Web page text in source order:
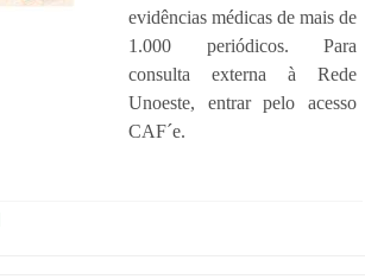
evidências médicas de mais de
1.000 periódicos. Para
consulta externa à Rede
Unoeste, entrar pelo acesso
CAF´e.